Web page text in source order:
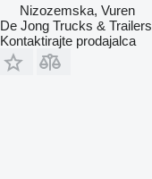
Nizozemska, Vuren
De Jong Trucks & Trailers
Kontaktirajte prodajalca